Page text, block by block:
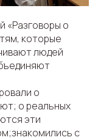
«Разговоры о
которые
людей
о
о реальных
эти
с